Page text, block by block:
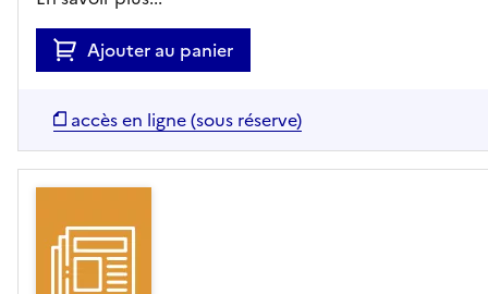
Ajouter au panier
accès en ligne (sous réserve)